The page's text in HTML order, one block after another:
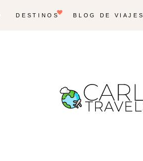
DESTINOS BLOG DE VIAJES